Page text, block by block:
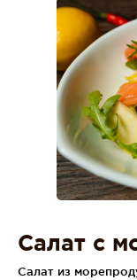
Салат с
Салат из